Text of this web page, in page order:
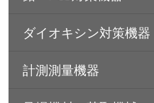
ダイオキシン対策機器
計測測量機器